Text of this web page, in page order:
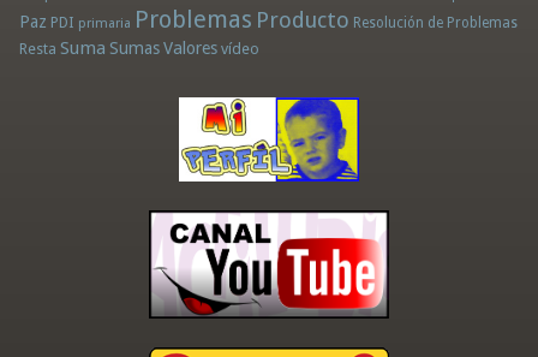
Paz PDI primaria Problemas Producto Resolución de Problemas
Resta Suma Sumas Valores vídeo